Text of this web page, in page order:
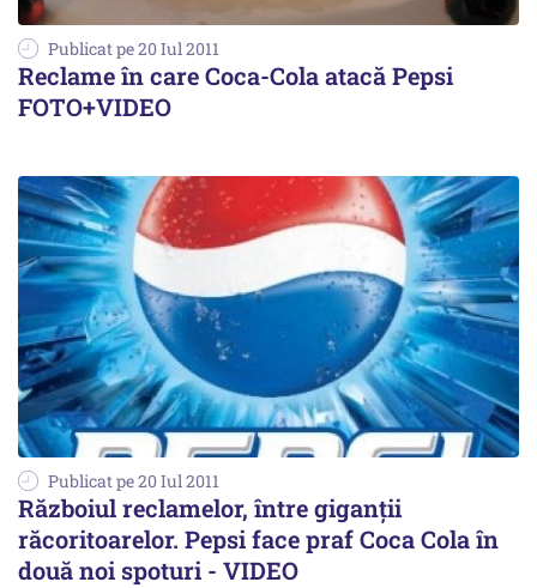
Publicat pe 20 Iul 2011
Reclame în care Coca-Cola atacă Pepsi
FOTO+VIDEO
Publicat pe 20 Iul 2011
Războiul reclamelor, între giganţii
răcoritoarelor. Pepsi face praf Coca Cola în
două noi spoturi - VIDEO